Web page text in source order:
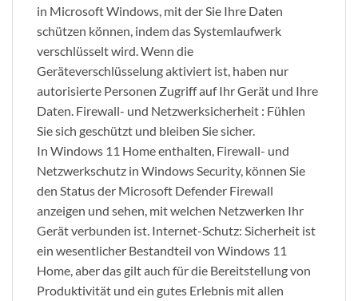
in Microsoft Windows, mit der Sie Ihre Daten
schützen können, indem das Systemlaufwerk
verschlüsselt wird. Wenn die
Geräteverschlüsselung aktiviert ist, haben nur
autorisierte Personen Zugriff auf Ihr Gerät und Ihre
Daten. Firewall- und Netzwerksicherheit : Fühlen
Sie sich geschützt und bleiben Sie sicher.
In Windows 11 Home enthalten, Firewall- und
Netzwerkschutz in Windows Security, können Sie
den Status der Microsoft Defender Firewall
anzeigen und sehen, mit welchen Netzwerken Ihr
Gerät verbunden ist. Internet-Schutz: Sicherheit ist
ein wesentlicher Bestandteil von Windows 11
Home, aber das gilt auch für die Bereitstellung von
Produktivität und ein gutes Erlebnis mit allen